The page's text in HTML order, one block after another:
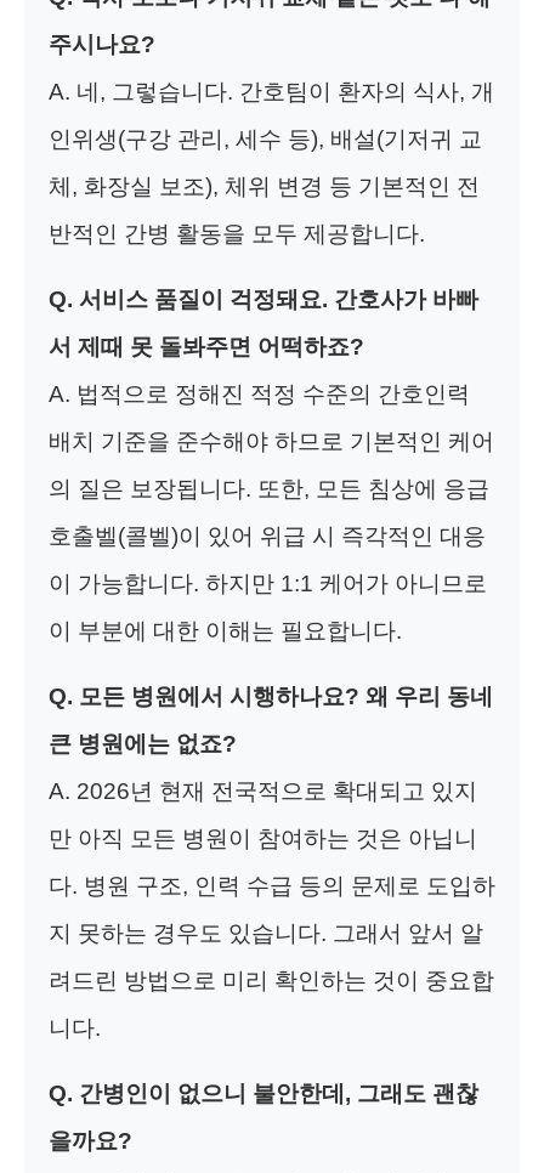
주시나요?
A. 네, 그렇습니다. 간호팀이 환자의 식사, 개
인위생(구강 관리, 세수 등), 배설(기저귀 교
체, 화장실 보조), 체위 변경 등 기본적인 전
반적인 간병 활동을 모두 제공합니다.
Q. 서비스 품질이 걱정돼요. 간호사가 바빠
서 제때 못 돌봐주면 어떡하죠?
A. 법적으로 정해진 적정 수준의 간호인력
배치 기준을 준수해야 하므로 기본적인 케어
의 질은 보장됩니다. 또한, 모든 침상에 응급
호출벨(콜벨)이 있어 위급 시 즉각적인 대응
이 가능합니다. 하지만 1:1 케어가 아니므로
이 부분에 대한 이해는 필요합니다.
Q. 모든 병원에서 시행하나요? 왜 우리 동네
큰 병원에는 없죠?
A. 2026년 현재 전국적으로 확대되고 있지
만 아직 모든 병원이 참여하는 것은 아닙니
다. 병원 구조, 인력 수급 등의 문제로 도입하
지 못하는 경우도 있습니다. 그래서 앞서 알
려드린 방법으로 미리 확인하는 것이 중요합
니다.
Q. 간병인이 없으니 불안한데, 그래도 괜찮
을까요?